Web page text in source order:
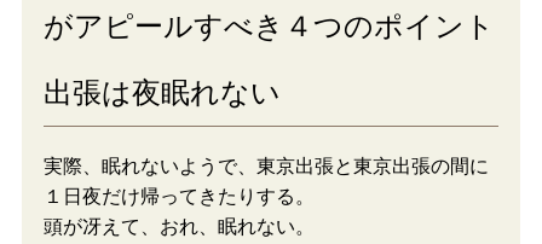
がアピールすべき４つのポイント
出張は夜眠れない
実際、眠れないようで、東京出張と東京出張の間に
１日夜だけ帰ってきたりする。
頭が冴えて、おれ、眠れない。